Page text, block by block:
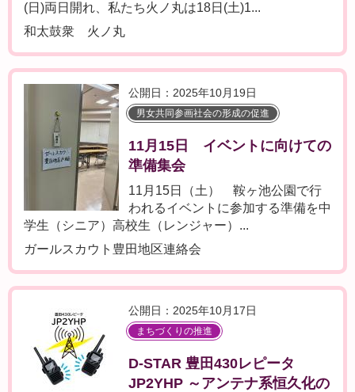
(日)両日開れ、私たち火ノ丸は18日(土)1...
和太鼓衆 火ノ丸
公開日：2025年10月19日
男女共同参画社会の形成の促進
11月15日 イベントに向けての
準備集会
11月15日（土） 鞍ヶ池公園で行
われるイベントに参加する準備を中
学生（シニア）高校生（レンジャー）...
ガールスカウト豊田地区連絡会
公開日：2025年10月17日
まちづくりの推進
D-STAR 豊田430レピータ
JP2YHP ～アンテナ系恒久化の